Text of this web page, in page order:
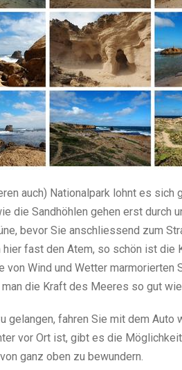
auch) Nationalpark lohnt es
die Sandhöhlen gehen erst durch
bevor Sie anschliessend zum
fast den Atem, so schön ist die
Wind und Wetter marmorierten
die Kraft des Meeres so gut wie
gelangen, fahren Sie mit dem Auto
vor Ort ist, gibt es die
ganz oben zu bewundern.